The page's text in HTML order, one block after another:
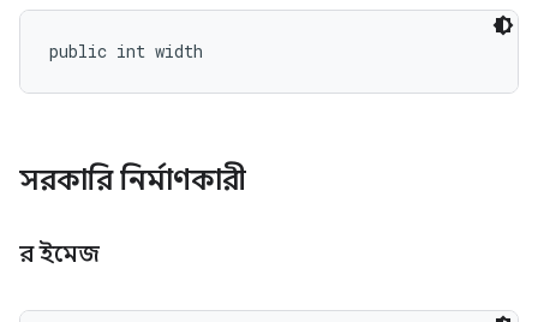
public int width
সরকারি নির্মাণকারী
র ইমেজ